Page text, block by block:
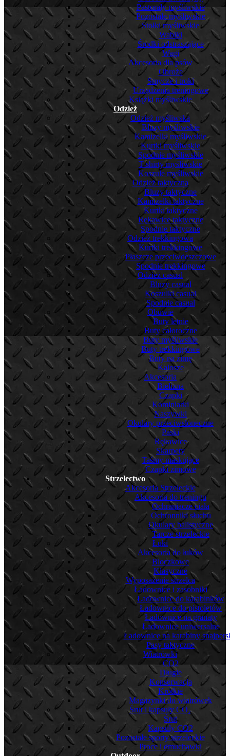
Pastorały myśliwskie
Pozostałe myśliwskie
Stołki myśliwskie
Wabiki
Środki odstraszające
Wagi
Akcesoria dla psów
Obroże
Smycze i troki
Urządzenia treningowe
Książki myśliwskie
Odzież
Odzież myśliwska
Bluzy myśliwskie
Kamizelki myśliwskie
Kurtki myśliwskie
Spodnie myśliwskie
T-shirty myśliwskie
Koszule myśliwskie
Odzież taktyczna
Bluzy taktyczne
Kamizelki taktyczne
Kurtki taktyczne
Rękawice taktyczne
Spodnie taktyczne
Odzież trekkingowa
Kurtki trekkingowe
Płaszcze przeciwdeszczowe
Spodnie trekkingowe
Odzież casual
Bluzy casual
Koszulki casual
Spodnie casual
Obuwie
Buty letnie
Buty całoroczne
Buty myśliwskie
Buty trekkingowe
Buty na zimę
Kalosze
Akcesoria
Bielizna
Czapki
Kominiarki
Naszywki
Okulary przeciwsłoneczne
Paski
Rękawice
Skarpety
Taśmy maskujące
Czapki zimowe
Strzelectwo
Akcesoria Strzeleckie
Akcesoria do treningu
Ochraniacze ciała
Ochronniki słuchu
Okulary balistyczne
Tarcze strzeleckie
Łuki
Akcesoria do łuków
Bloczkowe
Klasyczne
Wyposażenie strzelca
Ładownice i zasobniki
Ładownice do karabinków
Ładownice do pistoletów
Ładownice na granaty
Ładownice uniwersalne
Ładownice na karabiny
Pasy taktyczne
Wiatrówki
CO2
Długie
Konserwacja
Krótkie
Magazynki do wiatrówek
Śrut i kapsuły CO₂
Śrut
Kapsuły CO2
Pozostałe sporty strzeleckie
Proce i dmuchawki